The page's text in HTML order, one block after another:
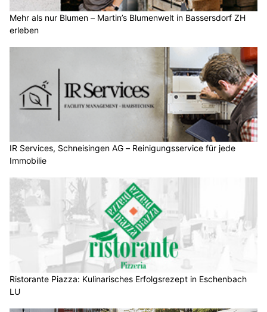
Mehr als nur Blumen – Martin’s Blumenwelt in Bassersdorf ZH
erleben
IR Services, Schneisingen AG – Reinigungsservice für jede
Immobilie
Ristorante Piazza: Kulinarisches Erfolgsrezept in Eschenbach
LU